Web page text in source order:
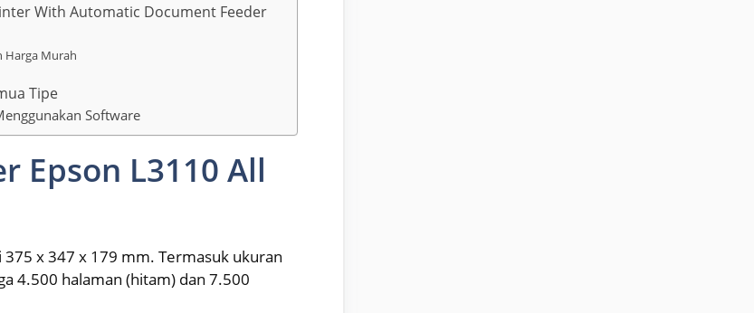
With Automatic Document Feeder
Harga Murah
Tipe
Software
Epson L3110 All
x 347 x 179 mm. Termasuk ukuran
4.500 halaman (hitam) dan 7.500